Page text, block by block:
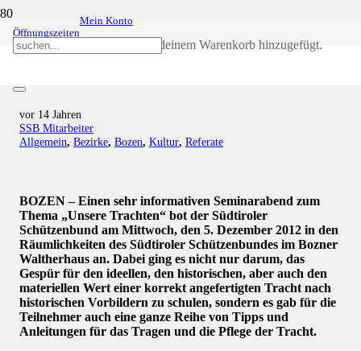
Öffnungszeiten
Mein Konto
wurde deinem Warenkorb hinzugefügt.
Informatives Seminar „Unsere
vor 14 Jahren
SSB Mitarbeiter
Allgemein, Bezirke, Bozen, Kultur, Referate
BOZEN – Einen sehr informativen Seminarabend zum
Thema „Unsere Trachten“ bot der Südtiroler
Schützenbund am Mittwoch, den 5. Dezember 2012 in den
Räumlichkeiten des Südtiroler Schützenbundes im Bozner
Waltherhaus an. Dabei ging es nicht nur darum, das
Gespür für den ideellen, den historischen, aber auch den
materiellen Wert einer korrekt angefertigten Tracht nach
historischen Vorbildern zu schulen, sondern es gab für die
Teilnehmer auch eine ganze Reihe von Tipps und
Anleitungen für das Tragen und die Pflege der Tracht.